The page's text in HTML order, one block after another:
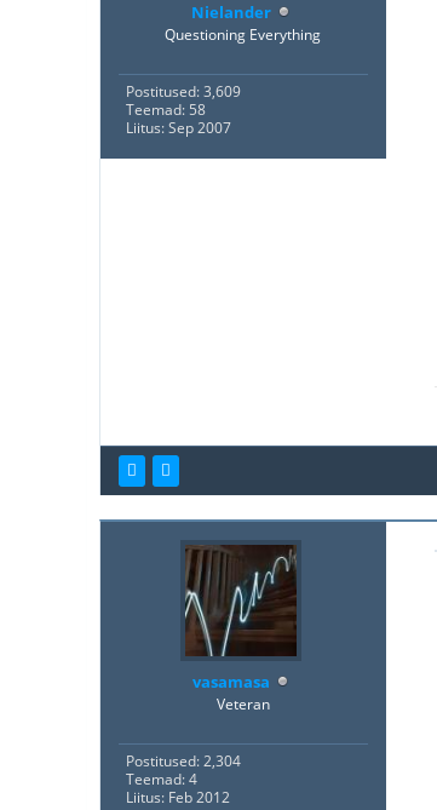
Nielander
Questioning Everything
Postitused: 3,609
Teemad: 58
Liitus: Sep 2007
vasamasa
Veteran
Postitused: 2,304
Teemad: 4
Liitus: Feb 2012